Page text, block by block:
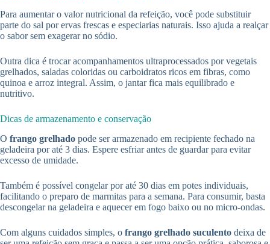
Para aumentar o valor nutricional da refeição, você pode substituir
parte do sal por ervas frescas e especiarias naturais. Isso ajuda a realçar
o sabor sem exagerar no sódio.
Outra dica é trocar acompanhamentos ultraprocessados por vegetais
grelhados, saladas coloridas ou carboidratos ricos em fibras, como
quinoa e arroz integral. Assim, o jantar fica mais equilibrado e
nutritivo.
Dicas de armazenamento e conservação
O frango grelhado pode ser armazenado em recipiente fechado na
geladeira por até 3 dias. Espere esfriar antes de guardar para evitar
excesso de umidade.
Também é possível congelar por até 30 dias em potes individuais,
facilitando o preparo de marmitas para a semana. Para consumir, basta
descongelar na geladeira e aquecer em fogo baixo ou no micro-ondas.
Com alguns cuidados simples, o frango grelhado suculento deixa de